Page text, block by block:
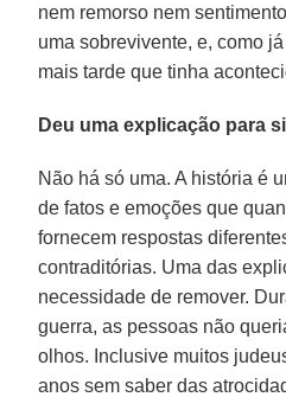
nem remorso nem
uma sobrevivente, e, como
mais tarde que tinha
Deu uma explicação para
Não há só uma. A história é
de fatos e emoções que
fornecem respostas
contraditórias. Uma das
necessidade de remover.
guerra, as pessoas não
olhos. Inclusive muitos
anos sem saber das